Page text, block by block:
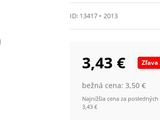
ID: 13417 • 2013
3,43 € Zľava
bežná cena:3,50 €
Najnižšia cena za
3,43 €